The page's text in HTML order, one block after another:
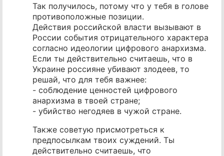
Так получилось, потому что у тебя в голове
противоположные позиции.
Действия российской власти вызывают в
России события отрицательного характера
согласно идеологии цифрового анархизма.
Если ты действительно считаешь, что в
Украине россияне убивают злодеев, то
решай, что для тебя важнее:
- соблюдение ценностей цифрового
анархизма в твоей стране;
- убийство негодяев в чужой стране.
Также советую присмотреться к
предпосылкам твоих суждений. Ты
действительно считаешь, что